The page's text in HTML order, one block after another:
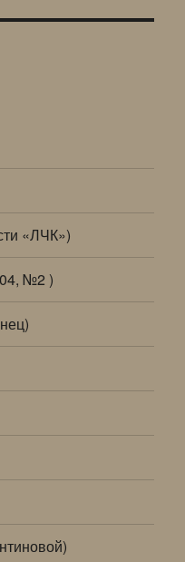
«ЛЧК»)
№2 )